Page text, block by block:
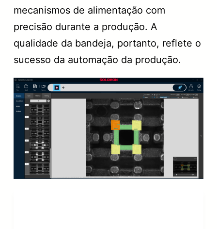
mecanismos de alimentação com
precisão durante a produção. A
qualidade da bandeja, portanto, reflete o
sucesso da automação da produção.